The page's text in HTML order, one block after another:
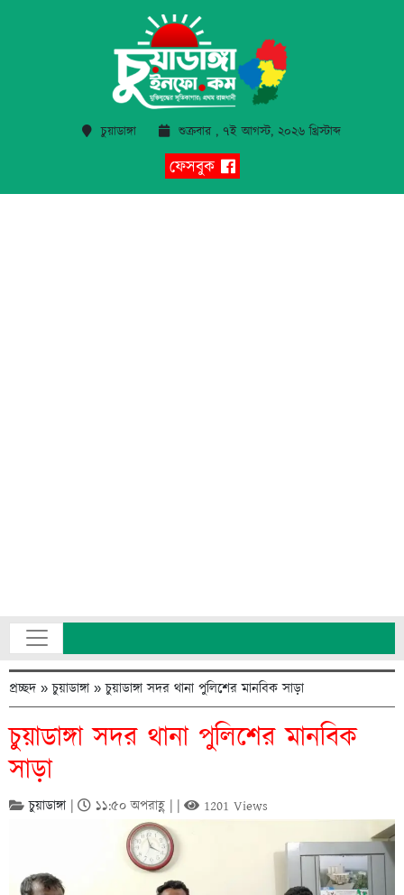
চুয়াডাঙ্গা শুক্রবার , ৭ই আগস্ট, ২০২৬ খ্রিস্টাব্দ
ফেসবুক
প্রচ্ছদ »চুয়াডাঙ্গা »চুয়াডাঙ্গা সদর থানা পুলিশের মানবিক সাড়া
চুয়াডাঙ্গা সদর থানা পুলিশের মানবিক
সাড়া
চুয়াডাঙ্গা | ১১:৫০ অপরাহ্ণ | | 1201 Views